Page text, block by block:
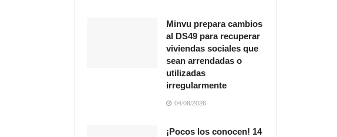
Minvu prepara cambios
al DS49 para recuperar
viviendas sociales que
sean arrendadas o
utilizadas
irregularmente
04/08/2026
¡Pocos los conocen! 14